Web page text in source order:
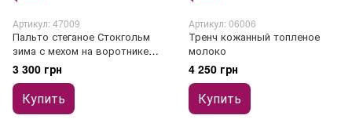
Артикул: 47009
Пальто стеганое Стокгольм
зима с мехом на воротнике
шоколад
3 300 грн
Купить
Артикул: 06006
Тренч кожанный топленое
молоко
4 250 грн
Купить